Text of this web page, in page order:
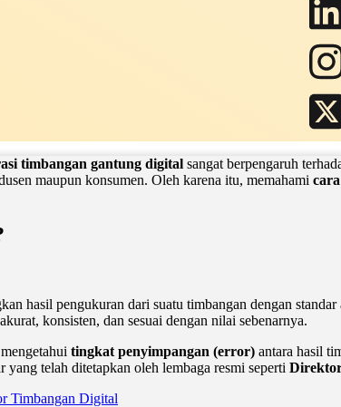
timbangan gantung digital sangat berpengaruh
maupun konsumen. Oleh karena itu, memahami
hasil pengukuran dari suatu timbangan dengan
konsisten, dan sesuai dengan nilai sebenarnya.
tingkat penyimpangan (error) antara hasil
yang telah ditetapkan oleh lembaga resmi seperti
Timbangan Digital